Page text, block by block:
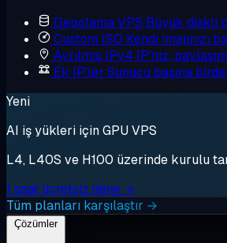
Depolama VPS Büyük diskli
Custom ISO Kendi imajınızı
Ayrılmış IPv4 IP'niz,
Ek IP'ler Sunucu başına
Yeni
AI iş yükleri için GPU VPS
L4, L40S ve H100 üzerinde kurulu
1 saat ücretsiz dene →
Tüm planları karşılaştır →
Çözümler